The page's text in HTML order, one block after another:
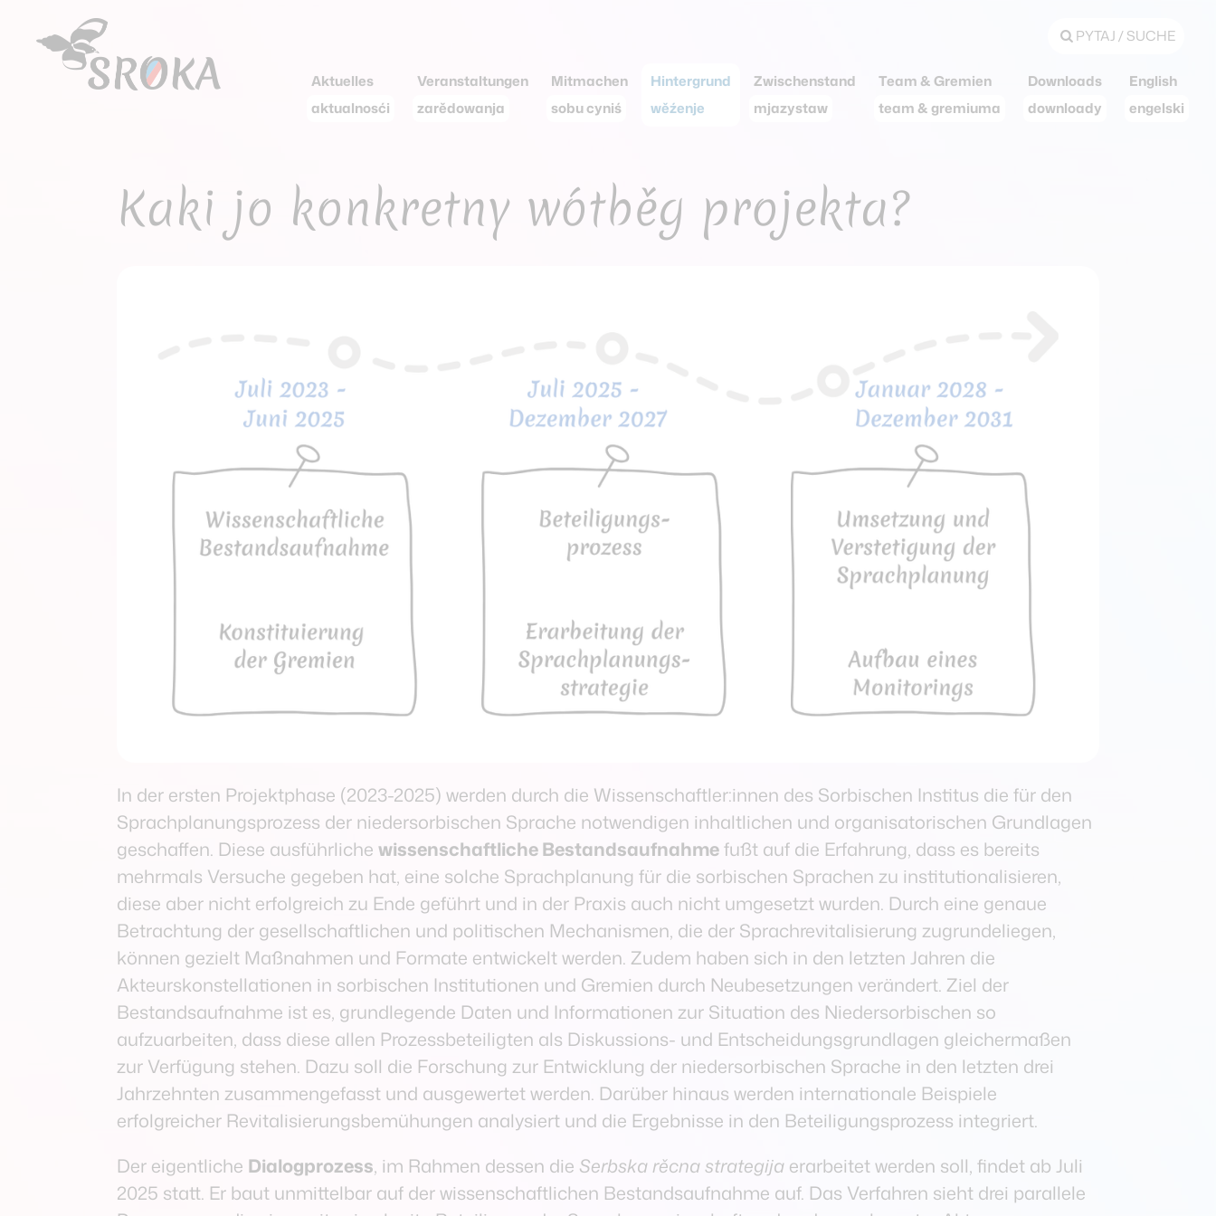
PYTAJ / SUCHE
Aktuelles
aktualnosći
Veranstaltungen
zarědowanja
Mitmachen
sobu cyniś
Hintergrund
wěźenje
Zwischenstand
mjazystaw
Team & Gremien
team & gremiuma
Downloads
downloady
English
engelski
Kaki jo konkretny wótběg projekta?
In der ersten Projektphase (2023-2025) werden durch die Wissenschaftler:innen des Sorbischen Institus die für den
Sprachplanungsprozess der niedersorbischen Sprache notwendigen inhaltlichen und organisatorischen Grundlagen
geschaffen. Diese ausführliche wissenschaftliche Bestandsaufnahmefußt auf die Erfahrung, dass es bereits
mehrmals Versuche gegeben hat, eine solche Sprachplanung für die sorbischen Sprachen zu institutionalisieren,
diese aber nicht erfolgreich zu Ende geführt und in der Praxis auch nicht umgesetzt wurden. Durch eine genaue
Betrachtung der gesellschaftlichen und politischen Mechanismen, die der Sprachrevitalisierung zugrundeliegen,
können gezielt Maßnahmen und Formate entwickelt werden. Zudem haben sich in den letzten Jahren die
Akteurskonstellationen in sorbischen Institutionen und Gremien durch Neubesetzungen verändert. Ziel der
Bestandsaufnahme ist es, grundlegende Daten und Informationen zur Situation des Niedersorbischen so
aufzuarbeiten, dass diese allen Prozessbeteiligten als Diskussions- und Entscheidungsgrundlagen gleichermaßen
zur Verfügung stehen. Dazu soll die Forschung zur Entwicklung der niedersorbischen Sprache in den letzten drei
Jahrzehnten zusammengefasst und ausgewertet werden. Darüber hinaus werden internationale Beispiele
erfolgreicher Revitalisierungsbemühungen analysiert und die Ergebnisse in den Beteiligungsprozess integriert.
Der eigentliche Dialogprozess, im Rahmen dessen die Serbska rěcna strategijaerarbeitet werden soll, findet ab Juli
2025 statt. Er baut unmittelbar auf der wissenschaftlichen Bestandsaufnahme auf. Das Verfahren sieht drei parallele